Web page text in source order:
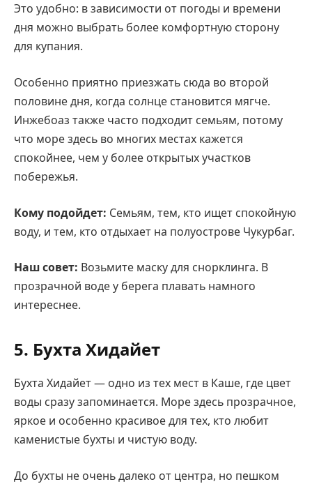
Это удобно: в зависимости от погоды и времени
дня можно выбрать более комфортную сторону
для купания.
Особенно приятно приезжать сюда во второй
половине дня, когда солнце становится мягче.
Инжебоаз также часто подходит семьям, потому
что море здесь во многих местах кажется
спокойнее, чем у более открытых участков
побережья.
Кому подойдет: Семьям, тем, кто ищет спокойную
воду, и тем, кто отдыхает на полуострове Чукурбаг.
Наш совет: Возьмите маску для снорклинга. В
прозрачной воде у берега плавать намного
интереснее.
5. Бухта Хидайет
Бухта Хидайет — одно из тех мест в Каше, где цвет
воды сразу запоминается. Море здесь прозрачное,
яркое и особенно красивое для тех, кто любит
каменистые бухты и чистую воду.
До бухты не очень далеко от центра, но пешком